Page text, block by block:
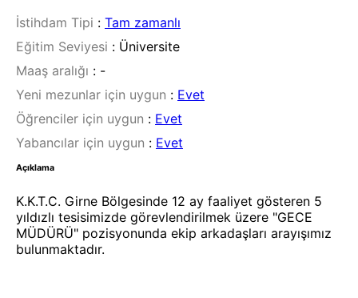
İstihdam Tipi : Tam zamanlı
Eğitim Seviyesi : Üniversite
Maaş aralığı : -
Yeni mezunlar için uygun : Evet
Öğrenciler için uygun : Evet
Yabancılar için uygun : Evet
Açıklama
K.K.T.C. Girne Bölgesinde 12 ay faaliyet gösteren 5
yıldızlı tesisimizde görevlendirilmek üzere "GECE
MÜDÜRÜ" pozisyonunda ekip arkadaşları arayışımız
bulunmaktadır.